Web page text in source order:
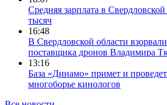
Средняя зарплата в
тысяч
16:48
В Свердловской области
поставщика дронов Владимира
13:16
База «Динамо» примет и
многоборье кинологов